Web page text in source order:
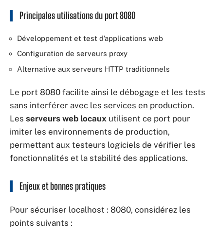
Principales utilisations du port 8080
Développement et test d’applications web
Configuration de serveurs proxy
Alternative aux serveurs HTTP traditionnels
Le port 8080 facilite ainsi le débogage et les tests
sans interférer avec les services en production.
Les serveurs web locaux utilisent ce port pour
imiter les environnements de production,
permettant aux testeurs logiciels de vérifier les
fonctionnalités et la stabilité des applications.
Enjeux et bonnes pratiques
Pour sécuriser localhost : 8080, considérez les
points suivants :